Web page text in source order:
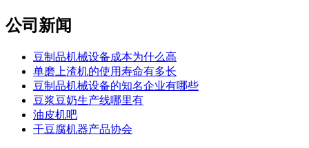
公司新闻
豆制品机械设备成本为什么高
单磨上渣机的使用寿命有多长
豆制品机械设备的知名企业有哪些
豆浆豆奶生产线哪里有
油皮机吧
干豆腐机器产品协会